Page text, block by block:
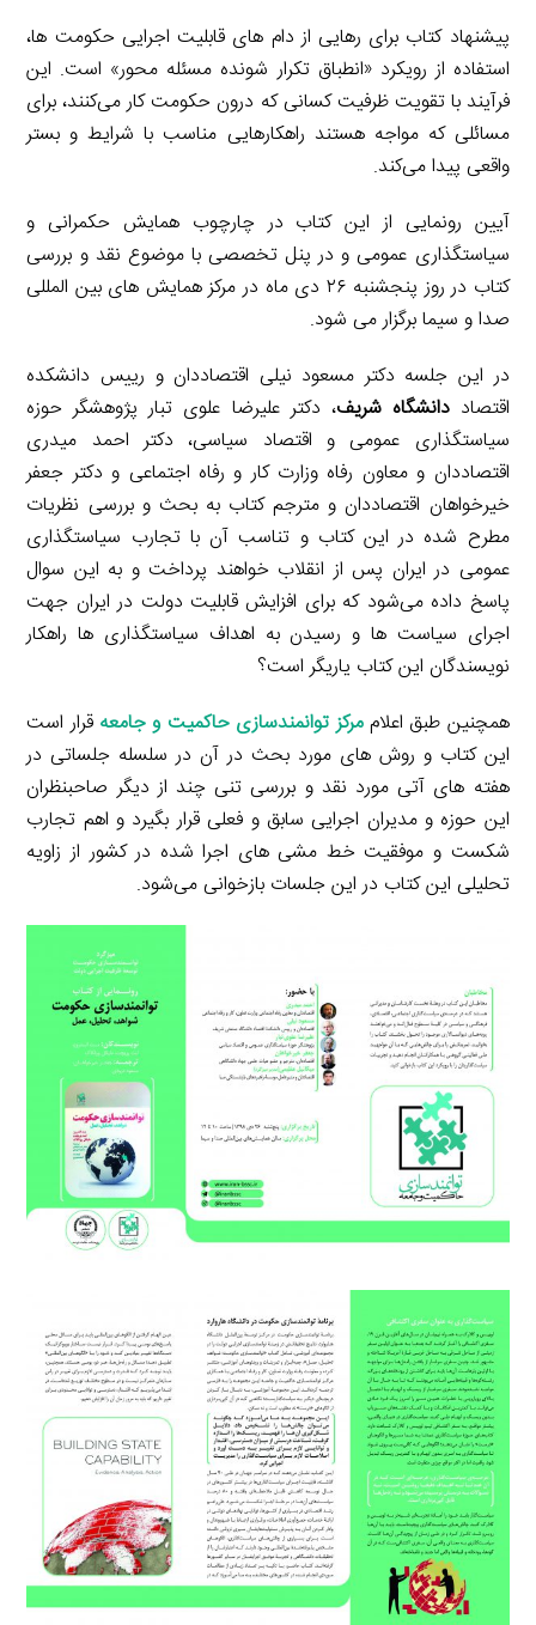
پیشنهاد کتاب برای رهایی از دام های قابلیت اجرایی حکومت­ ها،
استفاده از رویکرد «انطباق تکرار شونده مسئله محور» است. این
فرآیند با تقویت ظرفیت کسانی که درون حکومت کار می­‌کنند، برای
مسائلی که مواجه هستند راهکارهایی مناسب با شرایط و بستر
واقعی پیدا می­‌کند.
آیین رونمایی از این کتاب در چارچوب همایش حکمرانی و
سیاستگذاری عمومی و در پنل تخصصی با موضوع نقد و بررسی
کتاب در روز پنجشنبه ۲۶ دی ماه در مرکز همایش ­های بین­ المللی
صدا و سیما برگزار می شود.
در این جلسه دکتر مسعود نیلی اقتصاددان و رییس دانشکده
اقتصاددانشگاه شریف، دکتر علیرضا علوی ­تبار پژوهشگر حوزه
سیاستگذاری عمومی و اقتصاد سیاسی، دکتر احمد میدری
اقتصاددان و معاون رفاه وزارت کار و رفاه اجتماعی و دکتر جعفر
خیرخواهان اقتصاددان و مترجم کتاب به بحث و بررسی نظریات
مطرح شده در این کتاب و تناسب آن با تجارب سیاستگذاری
عمومی در ایران پس از انقلاب خواهند پرداخت و به این سوال
پاسخ داده می‌شود که برای افزایش قابلیت دولت در ایران جهت
اجرای سیاست­ ها و رسیدن به اهداف سیاستگذاری­ ها راهکار
نویسندگان این کتاب یاریگر است؟
همچنین طبق اعلاممرکز توانمندسازی حاکمیت و جامعه قرار است
این کتاب و روش­ های مورد بحث در آن در سلسله جلساتی در
هفته­ های آتی مورد نقد و بررسی تنی چند از دیگر صاحب­نظران
این حوزه و مدیران اجرایی سابق و فعلی قرار بگیرد و اهم تجارب
شکست و موفقیت خط مشی­ های اجرا شده در کشور از زاویه
تحلیلی این کتاب در این جلسات بازخوانی می‌شود.